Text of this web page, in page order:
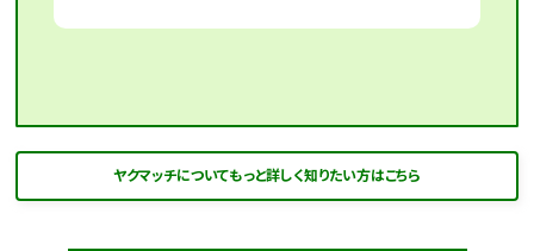
ヤクマッチについてもっと詳しく知りたい方はこちら